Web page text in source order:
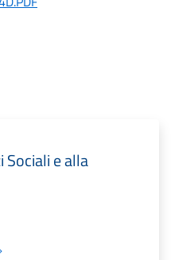
Sociali e alla